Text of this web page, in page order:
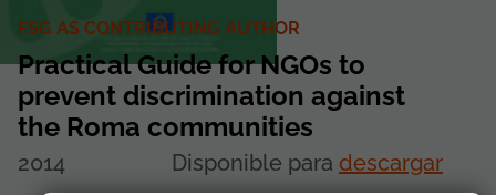
FSG AS CONTRIBUTING AUTHOR
Practical Guide for NGOs to
prevent discrimination against
the Roma communities
2014 Disponible para descargar